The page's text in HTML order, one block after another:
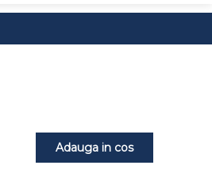
Adauga in cos